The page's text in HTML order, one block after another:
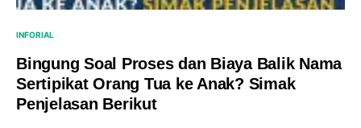
INFORIAL
Bingung Soal Proses dan Biaya Balik Nama
Sertipikat Orang Tua ke Anak? Simak
Penjelasan Berikut